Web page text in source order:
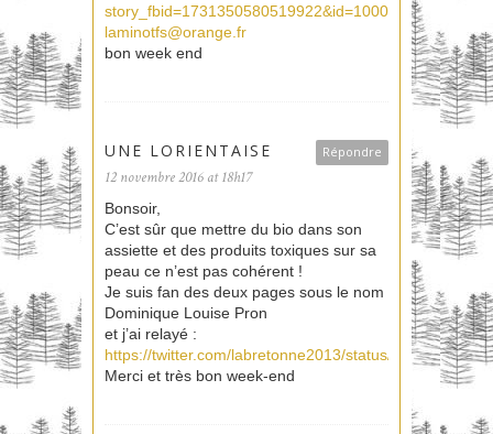
laminotfs@orange.fr
bon week end
Répondre
UNE LORIENTAISE
12 novembre 2016 at 18h17
Bonsoir,
C’est sûr que mettre du bio dans son
assiette et des produits toxiques sur sa
peau ce n’est pas cohérent !
Je suis fan des deux pages sous le nom
Dominique Louise Pron
et j’ai relayé :
https://twitter.com/labretonne2013/status/
Merci et très bon week-end